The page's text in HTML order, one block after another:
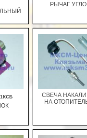
В
РЫЧАГ
1КСБ
В
СВЕЧА
НА